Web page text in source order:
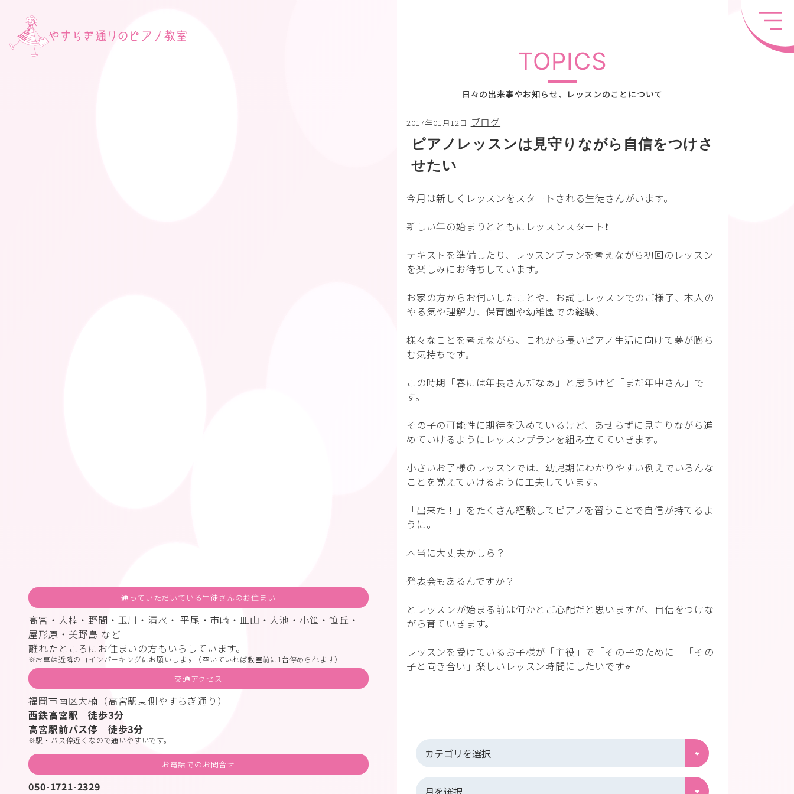
TOPICS
日々の出来事やお知らせ、レッスンのことについて
2017年01月12日 ブログ
ピアノレッスンは見守りながら自信をつけさ
せたい
今月は新しくレッスンをスタートされる生徒さんがいます。
新しい年の始まりとともにレッスンスタート❗️
テキストを準備したり、レッスンプランを考えながら初回のレッスン
を楽しみにお待ちしています。
お家の方からお伺いしたことや、お試しレッスンでのご様子、本人の
やる気や理解力、保育園や幼稚園での経験、
様々なことを考えながら、これから長いピアノ生活に向けて夢が膨ら
む気持ちです。
この時期「春には年長さんだなぁ」と思うけど「まだ年中さん」で
す。
その子の可能性に期待を込めているけど、あせらずに見守りながら進
めていけるようにレッスンプランを組み立てていきます。
小さいお子様のレッスンでは、幼児期にわかりやすい例えでいろんな
ことを覚えていけるように工夫しています。
「出来た！」をたくさん経験してピアノを習うことで自信が持てるよ
うに。
本当に大丈夫かしら？
発表会もあるんですか？
とレッスンが始まる前は何かとご心配だと思いますが、自信をつけな
がら育ていきます。
レッスンを受けているお子様が「主役」で「その子のために」「その
子と向き合い」楽しいレッスン時間にしたいです⭐︎
通っていただいている生徒さんのお住まい
高宮・大楠・野間・玉川・清水・ 平尾・市崎・皿山・大池・小笹・笹丘・
屋形原・美野島 など
離れたところにお住まいの方もいらしています。
お車は近隣のコインパーキングにお願いします（空いていれば教室前に1台停められます）
交通アクセス
福岡市南区大楠（高宮駅東側やすらぎ通り）
西鉄高宮駅 徒歩3分
高宮駅前バス停 徒歩3分
駅・バス停近くなので通いやすいです。
お電話でのお問合せ
050-1721-2329